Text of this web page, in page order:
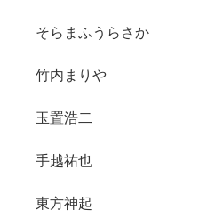
そらまふうらさか
竹内まりや
玉置浩二
手越祐也
東方神起